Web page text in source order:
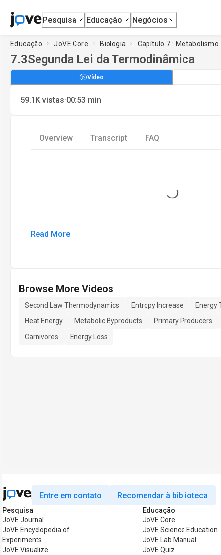
Pesquisa Educação Negócios
Educação JoVE Core Biologia Capítulo 7 : Metabolismo
7.3Segunda Lei da Termodinâmica
Vídeo
59.1K vistas·00:53 min
Overview Transcript FAQ
Loading...
Read More
Browse More Videos
Second Law Thermodynamics Entropy Increase
Energy
Heat Energy
Metabolic Byproducts
Primary Producers
Carnivores
Energy Loss
Entre em contato Recomendar à biblioteca
Pesquisa
JoVE Journal
JoVE Encyclopedia of
Experiments
JoVE Visualize
Educação
JoVE Core
JoVE Science Education
JoVE Lab Manual
JoVE Quiz